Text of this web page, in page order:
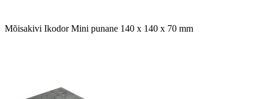
Mõisakivi Ikodor Mini punane 140 x 140 x 70 mm